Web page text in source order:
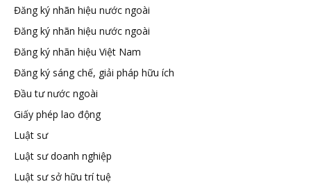
hữu
tuệ
Đăng ký nhãn hiệu nước ngoài
Đăng ký nhãn hiệu nước ngoài
Đăng ký nhãn hiệu Việt Nam
Đăng ký sáng chế, giải pháp hữu ích
Đầu tư nước ngoài
Giấy phép lao động
Luật sư
Luật sư doanh nghiệp
Luật sư sở hữu trí tuệ